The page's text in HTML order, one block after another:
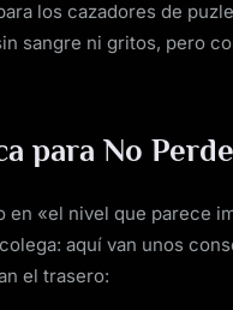
los cazadores de
sangre ni gritos, pero
para No
en «el nivel que parece
aquí van unos
el trasero: